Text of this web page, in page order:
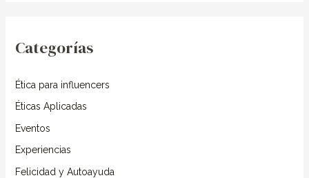
a
p
o
r
Categorías
Ética para influencers
Éticas Aplicadas
Eventos
Experiencias
Felicidad y Autoayuda